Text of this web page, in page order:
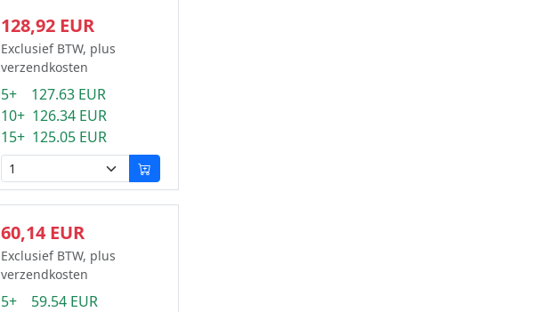
128,92 EUR
Exclusief BTW, plus
verzendkosten
5+ 127.63 EUR
10+ 126.34 EUR
15+ 125.05 EUR
60,14 EUR
Exclusief BTW, plus
verzendkosten
5+ 59.54 EUR